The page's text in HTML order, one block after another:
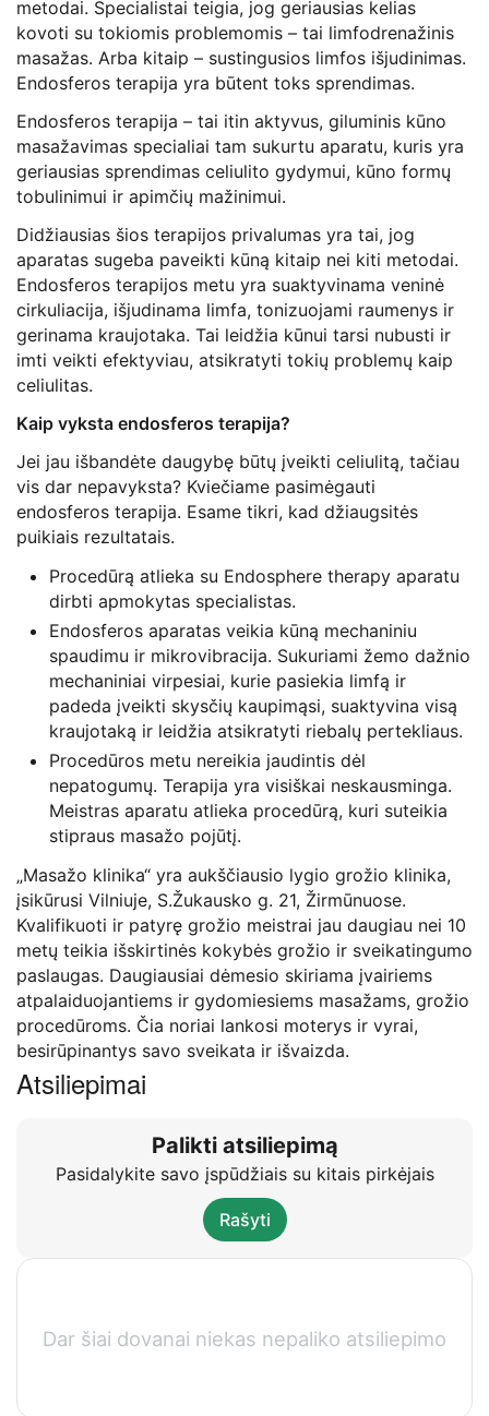
metodai. Specialistai teigia, jog geriausias kelias
kovoti su tokiomis problemomis – tai limfodrenažinis
masažas. Arba kitaip – sustingusios limfos išjudinimas.
Endosferos terapija yra būtent toks sprendimas.
Endosferos terapija – tai itin aktyvus, giluminis kūno
masažavimas specialiai tam sukurtu aparatu, kuris yra
geriausias sprendimas celiulito gydymui, kūno formų
tobulinimui ir apimčių mažinimui.
Didžiausias šios terapijos privalumas yra tai, jog
aparatas sugeba paveikti kūną kitaip nei kiti metodai.
Endosferos terapijos metu yra suaktyvinama veninė
cirkuliacija, išjudinama limfa, tonizuojami raumenys ir
gerinama kraujotaka. Tai leidžia kūnui tarsi nubusti ir
imti veikti efektyviau, atsikratyti tokių problemų kaip
celiulitas.
Kaip vyksta endosferos terapija?
Jei jau išbandėte daugybę būtų įveikti celiulitą, tačiau
vis dar nepavyksta? Kviečiame pasimėgauti
endosferos terapija. Esame tikri, kad džiaugsitės
puikiais rezultatais.
Procedūrą atlieka su Endosphere therapy aparatu
dirbti apmokytas specialistas.
Endosferos aparatas veikia kūną mechaniniu
spaudimu ir mikrovibracija. Sukuriami žemo dažnio
mechaniniai virpesiai, kurie pasiekia limfą ir
padeda įveikti skysčių kaupimąsi, suaktyvina visą
kraujotaką ir leidžia atsikratyti riebalų pertekliaus.
Procedūros metu nereikia jaudintis dėl
nepatogumų. Terapija yra visiškai neskausminga.
Meistras aparatu atlieka procedūrą, kuri suteikia
stipraus masažo pojūtį.
„Masažo klinika“ yra aukščiausio lygio grožio klinika,
įsikūrusi Vilniuje, S.Žukausko g. 21, Žirmūnuose.
Kvalifikuoti ir patyrę grožio meistrai jau daugiau nei 10
metų teikia išskirtinės kokybės grožio ir sveikatingumo
paslaugas. Daugiausiai dėmesio skiriama įvairiems
atpalaiduojantiems ir gydomiesiems masažams, grožio
procedūroms. Čia noriai lankosi moterys ir vyrai,
besirūpinantys savo sveikata ir išvaizda.
Atsiliepimai
Palikti atsiliepimą
Pasidalykite savo įspūdžiais su kitais pirkėjais
Rašyti
Dar šiai dovanai niekas nepaliko atsiliepimo